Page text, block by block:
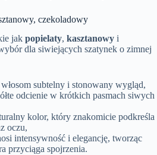
czekoladowy
jak popielaty, kasztanowy i
dla siwiejących szatynek o zimnej
subtelny i stonowany wygląd,
odcienie w krótkich pasmach siwych
kolor, który znakomicie podkreśla
oczu,
intensywność i elegancję, tworząc
przyciąga spojrzenia.